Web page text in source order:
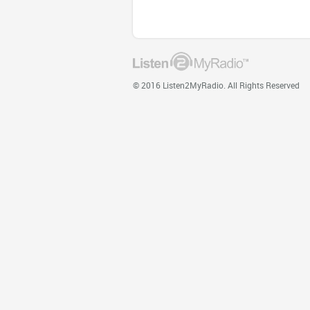
© 2016 Listen2MyRadio. All Rights Reserved